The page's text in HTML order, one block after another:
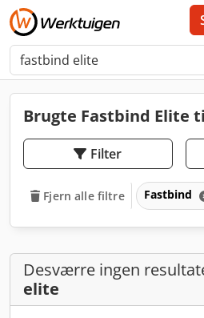
Brugte Fastbind Elite
Filter
Fjern alle filtre Fastbind
Desværre ingen
elite